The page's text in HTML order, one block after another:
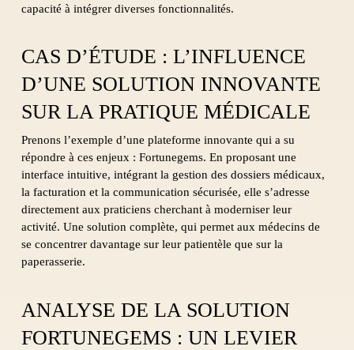
capacité à intégrer diverses fonctionnalités.
CAS D’ÉTUDE : L’INFLUENCE
D’UNE SOLUTION INNOVANTE
SUR LA PRATIQUE MÉDICALE
Prenons l’exemple d’une plateforme innovante qui a su
répondre à ces enjeux : Fortunegems. En proposant une
interface intuitive, intégrant la gestion des dossiers médicaux,
la facturation et la communication sécurisée, elle s’adresse
directement aux praticiens cherchant à moderniser leur
activité. Une solution complète, qui permet aux médecins de
se concentrer davantage sur leur patientèle que sur la
paperasserie.
ANALYSE DE LA SOLUTION
FORTUNEGEMS : UN LEVIER